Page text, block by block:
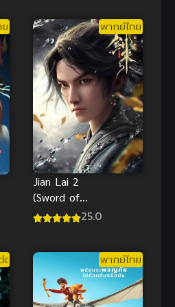
พากย์ไทย
Jian Lai 2
(Sword of
Coming 2)25.0
พากย์ไทย